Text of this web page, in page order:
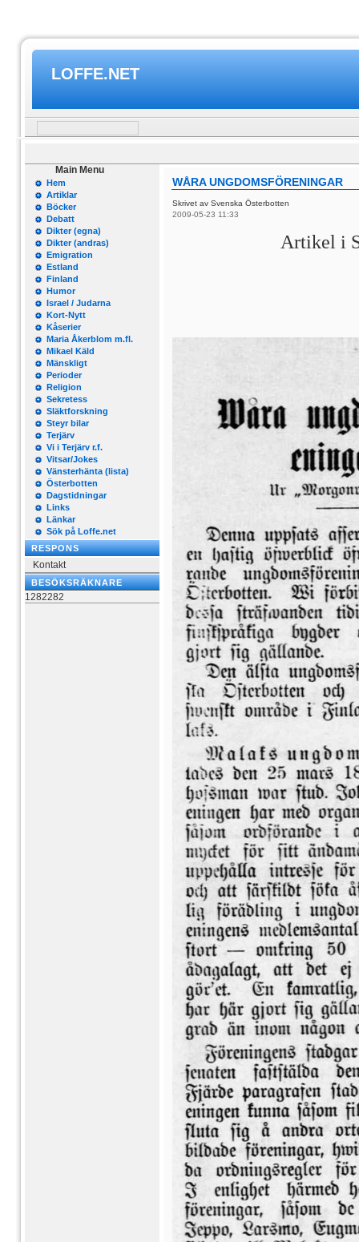
LOFFE.NET
Main Menu
Hem
Artiklar
Böcker
Debatt
Dikter (egna)
Dikter (andras)
Emigration
Estland
Finland
Humor
Israel / Judarna
Kort-Nytt
Kåserier
Maria Åkerblom m.fl.
Mikael Käld
Mänskligt
Perioder
Religion
Sekretess
Släktforskning
Steyr bilar
Terjärv
Vi i Terjärv r.f.
Vitsar/Jokes
Vänsterhänta (lista)
Österbotten
Dagstidningar
Links
Länkar
Sök på Loffe.net
RESPONS
Kontakt
BESÖKSRÄKNARE
1282282
WÅRA UNGDOMSFÖRENINGAR
Skrivet av Svenska Österbotten
2009-05-23 11:33
Artikel i